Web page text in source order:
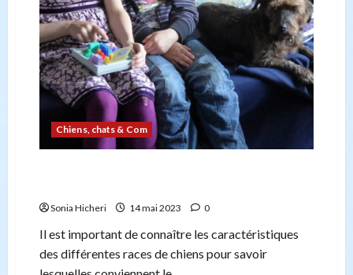
Chiens, chats & Com
Sonia Hicheri 14 mai 2023 0
Il est important de connaître les caractéristiques
des différentes races de chiens pour savoir